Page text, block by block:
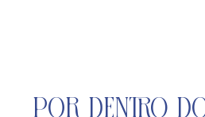
Por Dentro